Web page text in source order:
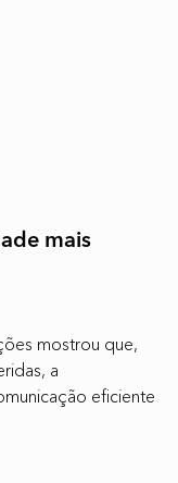
mais
mostrou que,
a
eficiente